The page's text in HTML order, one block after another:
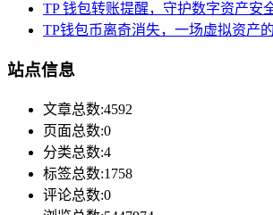
TP 钱包转账提醒，守护数字资产安
TP钱包币离奇消失，一场虚拟资产
站点信息
文章总数:4592
页面总数:0
分类总数:4
标签总数:1758
评论总数:0